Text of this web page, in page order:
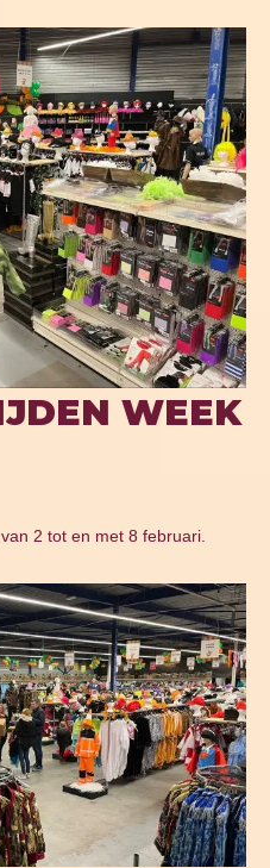
WEEK
2 tot en met 8 februari.